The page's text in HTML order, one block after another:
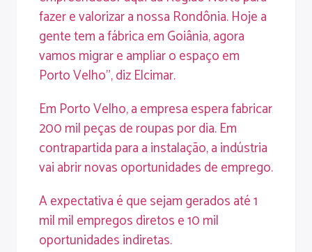
fazer e valorizar a nossa Rondônia. Hoje a
gente tem a fábrica em Goiânia, agora
vamos migrar e ampliar o espaço em
Porto Velho”, diz Elcimar.
Em Porto Velho, a empresa espera fabricar
200 mil peças de roupas por dia. Em
contrapartida para a instalação, a indústria
vai abrir novas oportunidades de emprego.
A expectativa é que sejam gerados até 1
mil mil empregos diretos e 10 mil
oportunidades indiretas.